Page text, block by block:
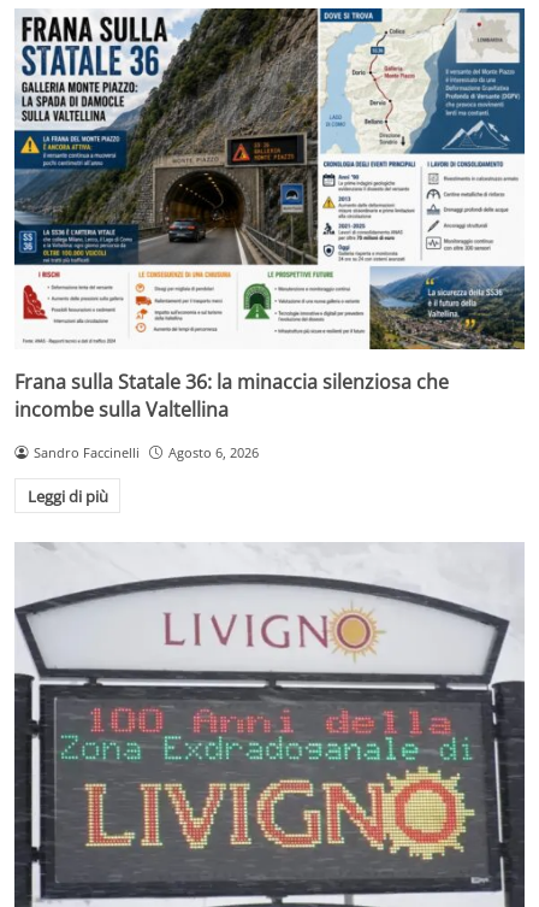
Frana sulla Statale 36: la minaccia silenziosa che
incombe sulla Valtellina
Sandro Faccinelli Agosto 6, 2026
Leggi di più